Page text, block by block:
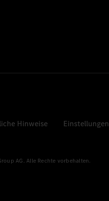
Hinweise Einstellungen
AG. Alle Rechte vorbehalten.